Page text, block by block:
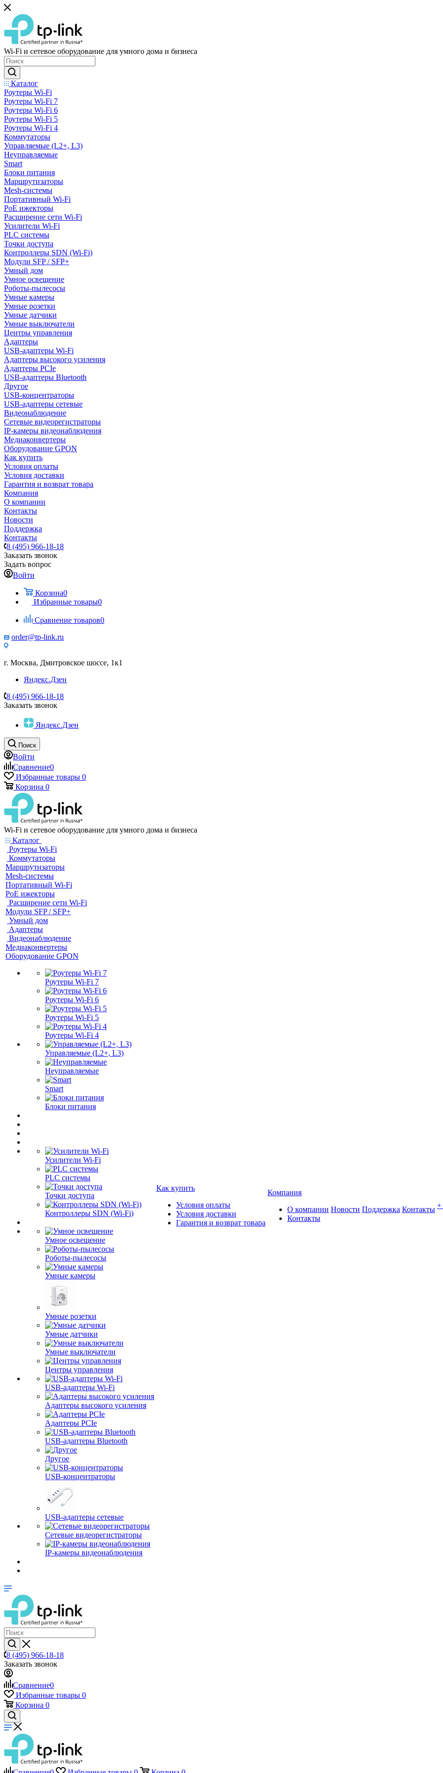
Wi-Fi и сетевое оборудование для умного дома и бизнеса
Каталог
Роутеры Wi-Fi
Роутеры Wi-Fi 7
Роутеры Wi-Fi 6
Роутеры Wi-Fi 5
Роутеры Wi-Fi 4
Коммутаторы
Управляемые (L2+, L3)
Неуправляемые
Smart
Блоки питания
Маршрутизаторы
Mesh-системы
Портативный Wi-Fi
PoE ижекторы
Расширение сети Wi‑Fi
Усилители Wi-Fi
PLC системы
Точки доступа
Контроллеры SDN (Wi-Fi)
Модули SFP / SFP+
Умный дом
Умное освещение
Роботы-пылесосы
Умные камеры
Умные розетки
Умные датчики
Умные выключатели
Центры управления
Адаптеры
USB-адаптеры Wi-Fi
Адаптеры высокого усиления
Адаптеры PCIe
USB-адаптеры Bluetooth
Другое
USB-концентраторы
USB-адаптеры сетевые
Видеонаблюдение
Сетевые видеорегистраторы
IP-камеры видеонаблюдения
Медиаконвертеры
Оборудование GPON
Как купить
Условия оплаты
Условия доставки
Гарантия и возврат товара
Компания
О компании
Контакты
Новости
Поддержка
Контакты
8 (495) 966-18-18
Заказать звонок
Задать вопрос
Войти
Корзина0
Избранные товары0
Сравнение товаров0
order@tp-link.ru
г. Москва, Дмитровское шоссе, 1к1
Яндекс.Дзен
8 (495) 966-18-18
Заказать звонок
Яндекс.Дзен
Поиск
Войти
Сравнение0
Избранные товары 0
Корзина 0
Wi-Fi и сетевое оборудование для умного дома и бизнеса
Каталог
Роутеры Wi-Fi
Коммутаторы
Маршрутизаторы
Mesh-системы
Портативный Wi-Fi
PoE ижекторы
Расширение сети Wi‑Fi
Модули SFP / SFP+
Умный дом
Адаптеры
Видеонаблюдение
Медиаконвертеры
Оборудование GPON
Роутеры Wi-Fi 7
Роутеры Wi-Fi 6
Роутеры Wi-Fi 5
Роутеры Wi-Fi 4
Управляемые (L2+, L3)
Неуправляемые
Smart
Блоки питания
Усилители Wi-Fi
PLC системы
Точки доступа
Контроллеры SDN (Wi-Fi)
Умное освещение
Роботы-пылесосы
Умные камеры
Умные розетки
Умные датчики
Умные выключатели
Центры управления
USB-адаптеры Wi-Fi
Адаптеры высокого усиления
Адаптеры PCIe
USB-адаптеры Bluetooth
Другое
USB-концентраторы
USB-адаптеры сетевые
Сетевые видеорегистраторы
IP-камеры видеонаблюдения
Как купить
Условия оплаты
Условия доставки
Гарантия и возврат товара
Компания
О компании
Контакты
Новости Поддержка Контакты
8 (495) 966-18-18
Заказать звонок
Сравнение0
Избранные товары 0
Корзина 0